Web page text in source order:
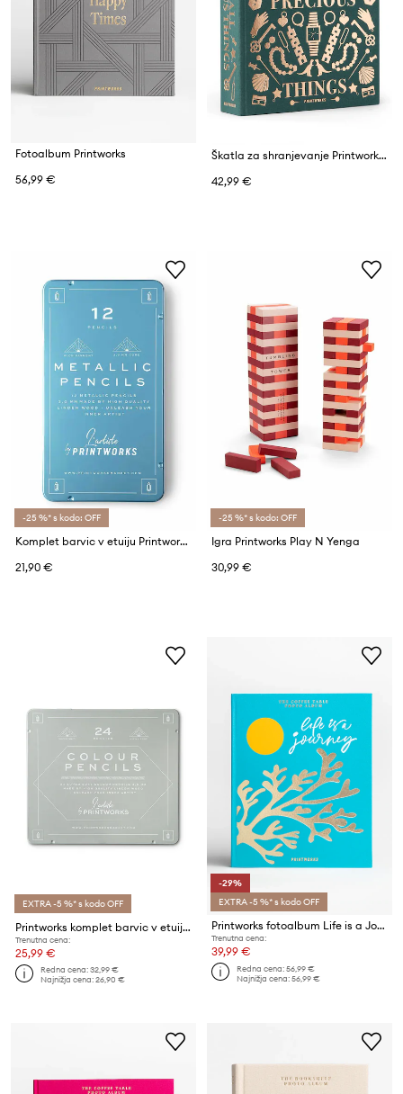
Fotoalbum Printworks
56,99 €
Škatla za shranjevanje Printworks Precious
42,99 €
-25 %* s kodo: OFF
Komplet barvic v etuiju Printworks Metallic 12-pack
21,90 €
-25 %* s kodo: OFF
Igra Printworks Play N Yenga
30,99 €
EXTRA -5 %* s kodo OFF
Printworks komplet barvic v etuiju (24-pack)
Trenutna cena:
25,99 €
Redna cena:32,99 €
Najnižja cena:26,90 €
-29%
EXTRA -5 %* s kodo OFF
Printworks fotoalbum Life is a Journey
Trenutna cena:
39,99 €
Redna cena:56,99 €
Najnižja cena:56,99 €